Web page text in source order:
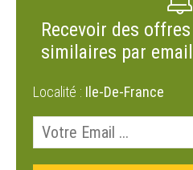
Recevoir des
similaires par email
Localité : Ile-De-France